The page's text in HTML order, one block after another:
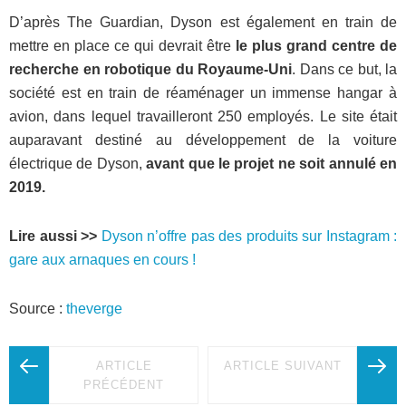
D’après The Guardian, Dyson est également en train de
mettre en place ce qui devrait être le plus grand centre de
recherche en robotique du Royaume-Uni. Dans ce but, la
société est en train de réaménager un immense hangar à
avion, dans lequel travailleront 250 employés. Le site était
auparavant destiné au développement de la voiture
électrique de Dyson, avant que le projet ne soit annulé en
2019.
Lire aussi >> Dyson n’offre pas des produits sur Instagram :
gare aux arnaques en cours !
Source : theverge
ARTICLE
PRÉCÉDENT
ARTICLE SUIVANT